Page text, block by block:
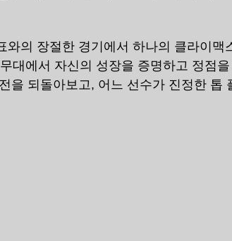
와의 장절한 경기에서 하나의 클라이맥
대에서 자신의 성장을 증명하고 정점
을 되돌아보고, 어느 선수가 진정한 톱